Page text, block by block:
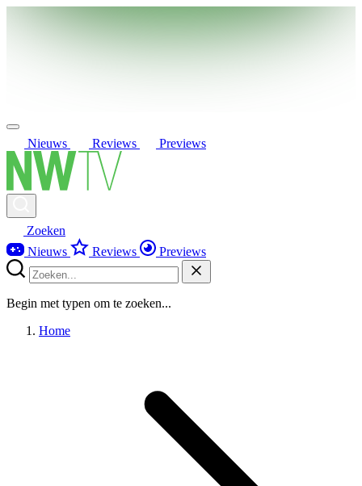
Nieuws Reviews Previews
Zoeken
Nieuws
Reviews Previews
Begin met typen om te zoeken...
Home